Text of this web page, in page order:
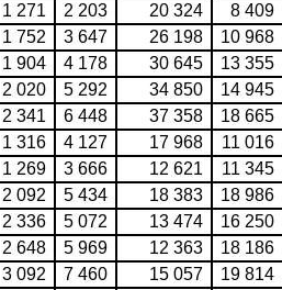
1 271 2 203 20 324
8 409
1 752 3 647 26 198
10 968
1 904 4 178 30 645
13 355
2 020 5 292 34 850
14 945
2 341 6 448 37 358
18 665
1 316 4 127 17 968
11 016
1 269 3 666 12 621
11 345
2 092 5 434 18 383
18 986
2 336 5 072 13 474
16 250
2 648 5 969 12 363
18 186
3 092 7 460 15 057
19 814